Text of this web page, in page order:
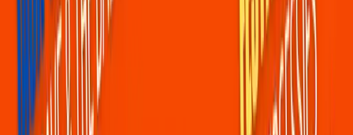
We hebben een bewaarservice voor al je aankopen in
onze festivalwinkel. Elke keer dat je weer iets tofs zag in
STAGE TWO of in The Secret en dat album wil
toevoegen aan je collectie, laat je het ons in jouw tasje
opbergen met je garderobe-nummer erop. Middels de
foto die je hebt gemaakt van je garderobe-nummer, haal
je zondag aan het eind van het festival je tasje op.
Wanneer je besteding boven de €100 komt, dan sturen